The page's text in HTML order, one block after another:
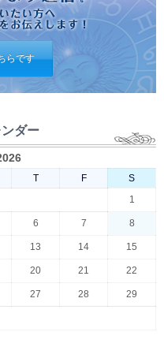
らです
ダー
T F
S
1
6 7 8
13 14 15
20 21 22
27 28 29